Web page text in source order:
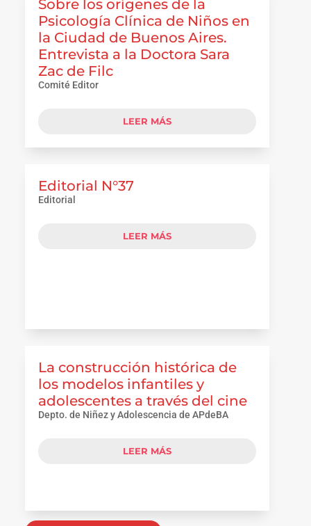
Sobre los orígenes de la
Psicología Clínica de Niños en
la Ciudad de Buenos Aires.
Entrevista a la Doctora Sara
Zac de Filc
Comité Editor
LEER MÁS
Editorial N°37
Editorial
LEER MÁS
La construcción histórica de
los modelos infantiles y
adolescentes a través del cine
Depto. de Niñez y Adolescencia de APdeBA
LEER MÁS